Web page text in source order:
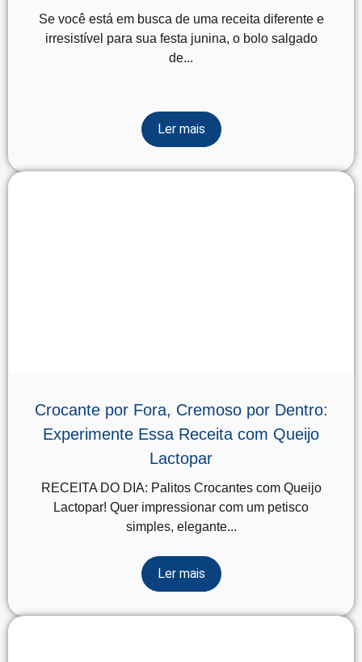
Se você está em busca de uma receita diferente e
irresistível para sua festa junina, o bolo salgado
de...
Ler mais
Crocante por Fora, Cremoso por Dentro:
Experimente Essa Receita com Queijo
Lactopar
RECEITA DO DIA: Palitos Crocantes com Queijo
Lactopar! Quer impressionar com um petisco
simples, elegante...
Ler mais